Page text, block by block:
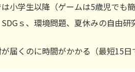
小学生以降（ゲームは5歳児でも
ｓ、環境問題、夏休みの自由
届くのに時間がかかる（最短15日